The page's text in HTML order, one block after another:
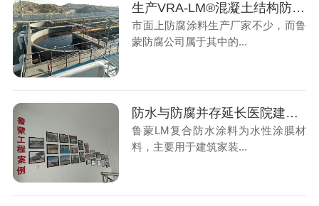
生产VRA-LM®混凝土结构防腐涂料烟台鲁蒙很可靠
市面上防腐涂料生产厂家不少，而鲁
蒙防腐公司属于其中的...
防水与防腐并存延长医院建筑与医用设备使用寿命的目的
鲁蒙LM复合防水涂料为水性涂膜材
料，主要用于建筑家装...